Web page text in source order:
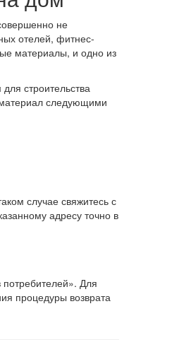
не
отелей, фитнес-
материалы, и одно из
строительства
материал следующими
случае свяжитесь с
адресу точно в
Для
процедуры возврата